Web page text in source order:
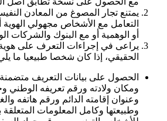
يمتنع تجار المصوغ من المعادن
التعامل مع الأشخاص مجهولي الهوية
أو الوهمية أو مع البنوك والشركات
يراعى في إجراءات التعرف على
الحقيقي، إذا كان شخصا طبيعيا ما
الحصول على بيانات التعريف
ومكان ولادته ورقم تعريفه الوطني
وعنوان إقامته الدائم ورقم هاتفه
وطبيعتها وكامل المعلومات المتعلقة